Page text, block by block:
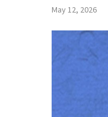
May 12, 2026